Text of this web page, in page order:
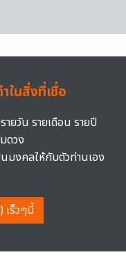
ในสิ่งที่เชื่อ
ยวัน รายเดือน รายปี
ดวง
มงคลให้กับตัวท่านเอง
เร็วๆนี้